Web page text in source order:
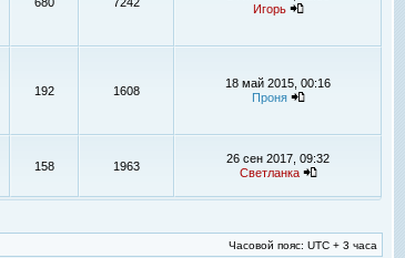
Игорь
192 1608
18 май 2015, 00:16
Проня
158 1963
26 сен 2017, 09:32
Светланка
Часовой пояс: UTC + 3 часа